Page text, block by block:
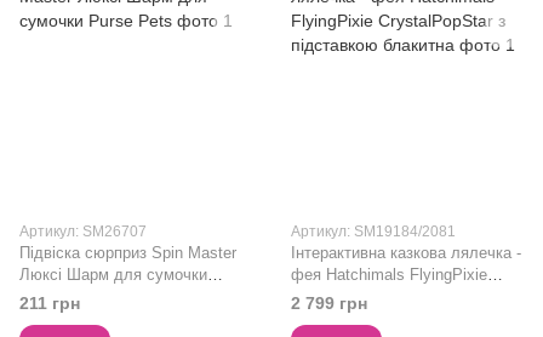
Артикул: SM26707
Підвіска сюрприз Spin Master
Люксі Шарм для сумочки
Purse Pets
211 грн
Артикул: SM19184/2081
Інтерактивна казкова лялечка -
фея Hatchimals FlyingPixie
CrystalPopStar з підставкою
блакитна
2 799 грн